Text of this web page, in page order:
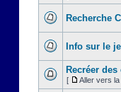
Recherche
Info sur le
Recréer
[ Aller vers la